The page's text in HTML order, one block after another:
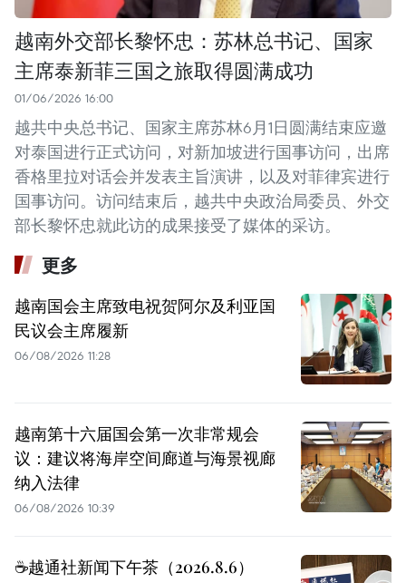
越南外交部长黎怀忠：苏林总书记、国家
主席泰新菲三国之旅取得圆满成功
01/06/2026 16:00
越共中央总书记、国家主席苏林6月1日圆满结束应邀
对泰国进行正式访问，对新加坡进行国事访问，出席
香格里拉对话会并发表主旨演讲，以及对菲律宾进行
国事访问。访问结束后，越共中央政治局委员、外交
部长黎怀忠就此访的成果接受了媒体的采访。
更多
越南国会主席致电祝贺阿尔及利亚国
民议会主席履新
06/08/2026 11:28
越南第十六届国会第一次非常规会
议：建议将海岸空间廊道与海景视廊
纳入法律
06/08/2026 10:39
☕️越通社新闻下午茶（2026.8.6）